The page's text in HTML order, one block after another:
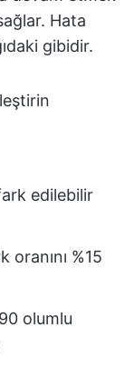
Hata
gibidir.
edilebilir
oranını %15
olumlu